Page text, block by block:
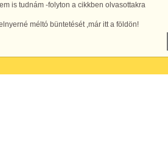
is tudnám -folyton a cikkben olvasottakra
méltó büntetését ,már itt a földön!